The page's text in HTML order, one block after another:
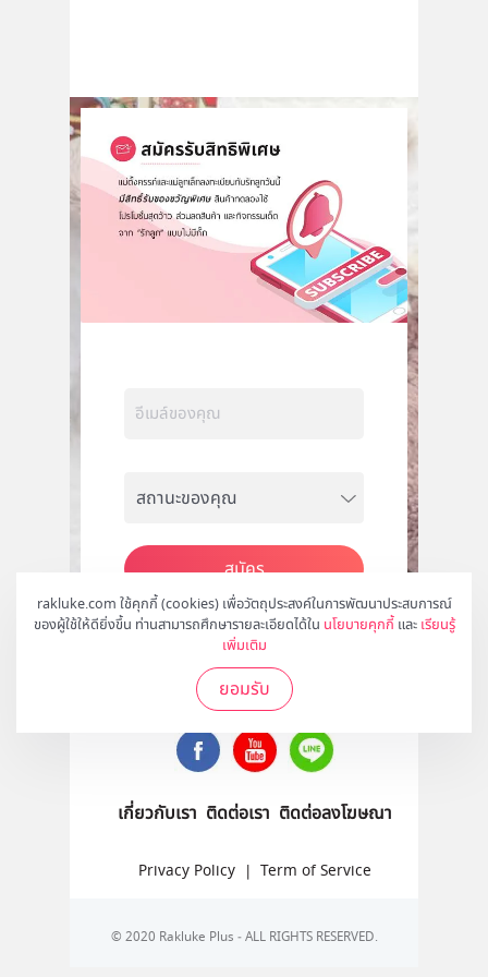
rakluke.com ใช้คุกกี้ (cookies) เพื่อวัตถุประสงค์ในการพัฒนาประสบการณ์
ของผู้ใช้ให้ดียิ่งขึ้น ท่านสามารถศึกษารายละเอียดได้ใน นโยบายคุกกี้ และ เรียนรู้
เพิ่มเติม
ยอมรับ
สมัคร
ติดตามเราได้ที่
เกี่ยวกับเรา ติดต่อเรา ติดต่อลงโฆษณา
Privacy Policy | Term of Service
© 2020 Rakluke Plus - ALL RIGHTS RESERVED.